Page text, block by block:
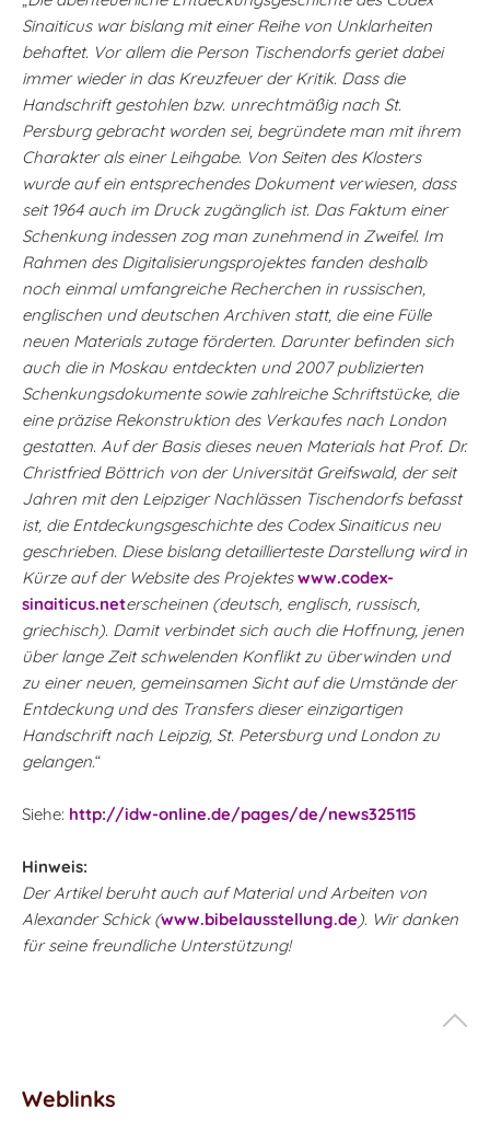
Sinaiticus war bislang mit einer Reihe von Unklarheiten
behaftet. Vor allem die Person Tischendorfs geriet dabei
immer wieder in das Kreuzfeuer der Kritik. Dass die
Handschrift gestohlen bzw. unrechtmäßig nach St.
Persburg gebracht worden sei, begründete man mit ihrem
Charakter als einer Leihgabe. Von Seiten des Klosters
wurde auf ein entsprechendes Dokument verwiesen, dass
seit 1964 auch im Druck zugänglich ist. Das Faktum einer
Schenkung indessen zog man zunehmend in Zweifel. Im
Rahmen des Digitalisierungsprojektes fanden deshalb
noch einmal umfangreiche Recherchen in russischen,
englischen und deutschen Archiven statt, die eine Fülle
neuen Materials zutage förderten. Darunter befinden sich
auch die in Moskau entdeckten und 2007 publizierten
Schenkungsdokumente sowie zahlreiche Schriftstücke, die
eine präzise Rekonstruktion des Verkaufes nach London
gestatten. Auf der Basis dieses neuen Materials hat Prof. Dr.
Christfried Böttrich von der Universität Greifswald, der seit
Jahren mit den Leipziger Nachlässen Tischendorfs befasst
ist, die Entdeckungsgeschichte des Codex Sinaiticus neu
geschrieben. Diese bislang detaillierteste Darstellung wird in
Kürze auf der Website des Projekteswww.codex-
sinaiticus.neterscheinen (deutsch, englisch, russisch,
griechisch). Damit verbindet sich auch die Hoffnung, jenen
über lange Zeit schwelenden Konflikt zu überwinden und
zu einer neuen, gemeinsamen Sicht auf die Umstände der
Entdeckung und des Transfers dieser einzigartigen
Handschrift nach Leipzig, St. Petersburg und London zu
gelangen.“
Siehe: http://idw-online.de/pages/de/news325115
Hinweis:
Der Artikel beruht auch auf Material und Arbeiten von
Alexander Schick (www.bibelausstellung.de). Wir danken
für seine freundliche Unterstützung!
Weblinks